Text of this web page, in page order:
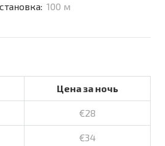
100 м
Цена за ночь
€28
€34